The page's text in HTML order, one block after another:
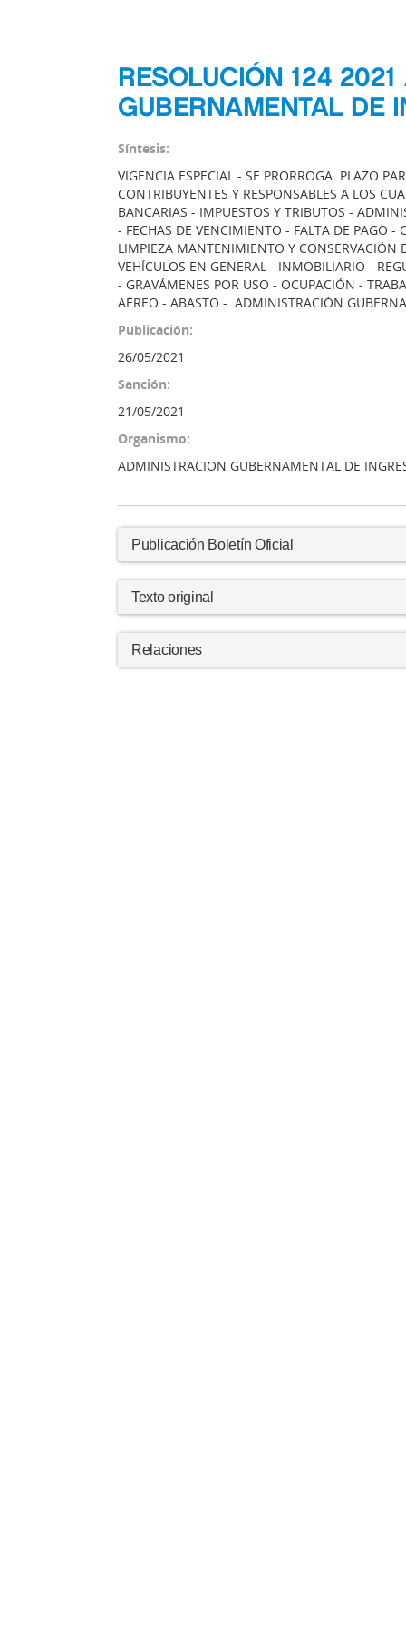
RESOLUCIÓN 124
GUBERNAMENTAL DE
Síntesis:
VIGENCIA ESPECIAL - SE PRORROGA PLAZO
CONTRIBUYENTES Y RESPONSABLES A LOS
BANCARIAS - IMPUESTOS Y TRIBUTOS -
- FECHAS DE VENCIMIENTO - FALTA DE PAGO
LIMPIEZA MANTENIMIENTO Y CONSERVACIÓN
VEHÍCULOS EN GENERAL - INMOBILIARIO -
- GRAVÁMENES POR USO - OCUPACIÓN -
AÉREO - ABASTO - ADMINISTRACIÓN
Publicación:
26/05/2021
Sanción:
21/05/2021
Organismo:
ADMINISTRACION GUBERNAMENTAL DE
Publicación Boletín Oficial
Texto original
Relaciones